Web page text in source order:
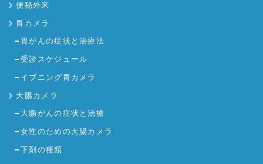
便秘外来
胃カメラ
胃がんの症状と治療法
受診スケジュール
イブニング胃カメラ
大腸カメラ
大腸がんの症状と治療
女性のための大腸カメラ
下剤の種類